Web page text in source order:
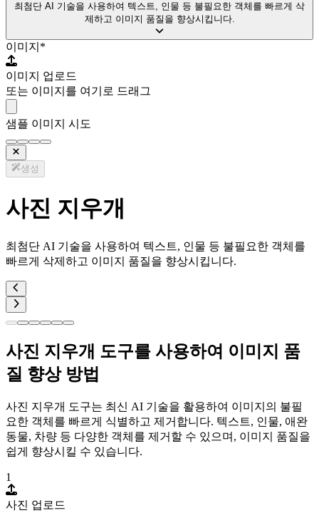
최첨단 AI 기술을 사용하여 텍스트, 인물 등 불필요한 객체를 빠르게 삭
제하고 이미지 품질을 향상시킵니다.
이미지 *
이미지 업로드
또는 이미지를 여기로 드래그
샘플 이미지 시도
생성
사진 지우개
최첨단 AI 기술을 사용하여 텍스트, 인물 등 불필요한 객체를
빠르게 삭제하고 이미지 품질을 향상시킵니다.
사진 지우개 도구를 사용하여 이미지 품
질 향상 방법
사진 지우개 도구는 최신 AI 기술을 활용하여 이미지의 불필
요한 객체를 빠르게 식별하고 제거합니다. 텍스트, 인물, 애완
동물, 차량 등 다양한 객체를 제거할 수 있으며, 이미지 품질을
쉽게 향상시킬 수 있습니다.
1
사진 업로드